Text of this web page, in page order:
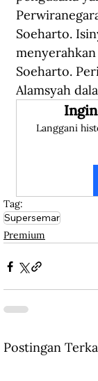
Soeharto.
Soeharto.
Alamsyah
Langgani
Tag:
Supersemar
Premium
Postingan